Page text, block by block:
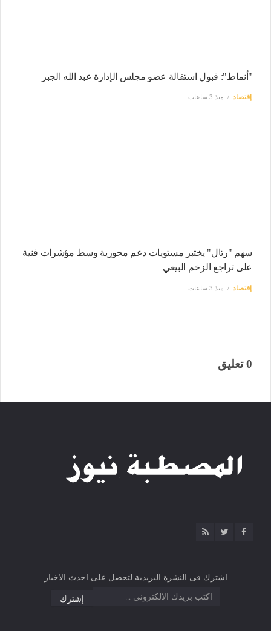
"أنماط": قبول استقالة عضو مجلس الإدارة عبد الله الجبر
إقتصاد منذ 3 ساعات
سهم "رتال" يختبر مستويات دعم محورية وسط مؤشرات فنية
على تراجع الزخم البيعي
إقتصاد منذ 3 ساعات
0 تعليق
اشترك فى النشرة البريدية لتحصل على احدث الاخبار